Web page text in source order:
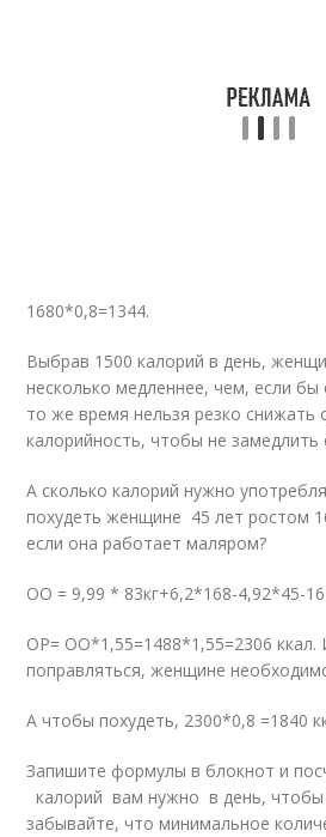
1680*0,8=1344.
Выбрав 1500 калорий в день,
несколько медленнее, чем, если
то же время нельзя резко снижать
калорийность, чтобы не
А сколько калорий нужно
похудеть женщине 45 лет ростом
если она работает маляром?
ОО = 9,99 * 83кг+6,2*168-4,92*45-
ОР= ОО*1,55=1488*1,55=2306 ккал.
поправляться, женщине
А чтобы похудеть, 2300*0,8 =1840
Запишите формулы в блокнот и
калорий вам нужно в день, чтобы
забывайте, что минимальное